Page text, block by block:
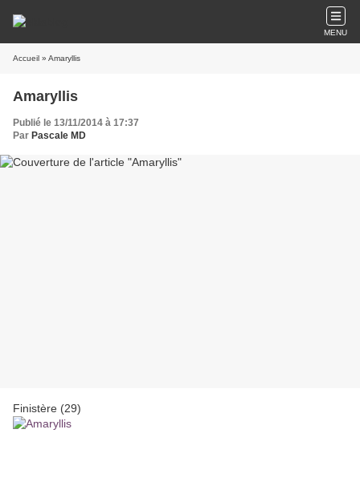
MENU
Accueil » Amaryllis
Amaryllis
Publié le 13/11/2014 à 17:37
Par Pascale MD
Finistère (29)